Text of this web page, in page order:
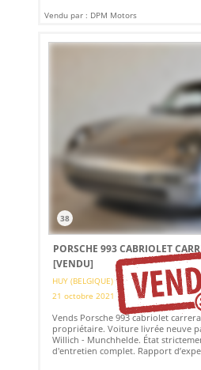
Vendu par : DPM Motors
38
PORSCHE 993 CABRIOLET
[VENDU]
HUY (BELGIQUE)
21 octobre 2021
Vends Porsche 993 cabriolet carrera
propriétaire. Voiture livrée neuve
Willich - Munchhelde. État
d'entretien complet. Rapport